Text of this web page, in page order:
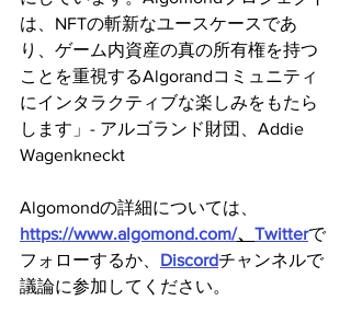
は、NFTの斬新なユースケースであ
り、ゲーム内資産の真の所有権を持つ
ことを重視するAlgorandコミュニティ
にインタラクティブな楽しみをもたら
します」- アルゴランド財団、Addie
Wagenkneckt
Algomondの詳細については、
https://www.algomond.com/、 Twitterで
フォローするか、 Discordチャンネルで
議論に参加してください。